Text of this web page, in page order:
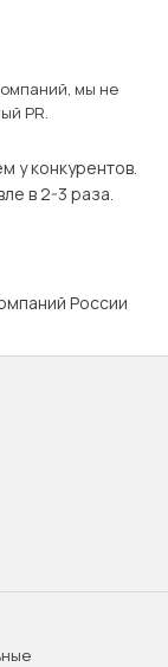
мы не
PR.
у конкурентов.
в 2-3 раза.
России